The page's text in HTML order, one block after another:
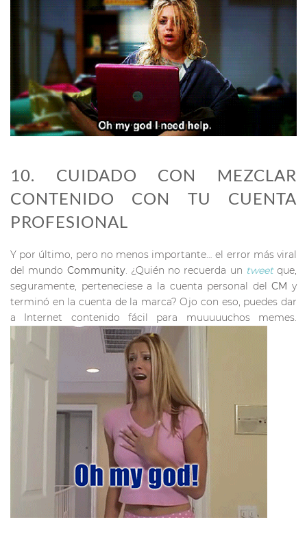
10. CUIDADO CON MEZCLAR
CONTENIDO CON TU CUENTA
PROFESIONAL
Y por último, pero no menos importante… el error más viral
del mundo Community. ¿Quién no recuerda un tweet que,
seguramente, perteneciese a la cuenta personal delCM y
terminó en la cuenta de la marca? Ojo con eso, puedes dar
a Internet contenido fácil para muuuuuchos memes.